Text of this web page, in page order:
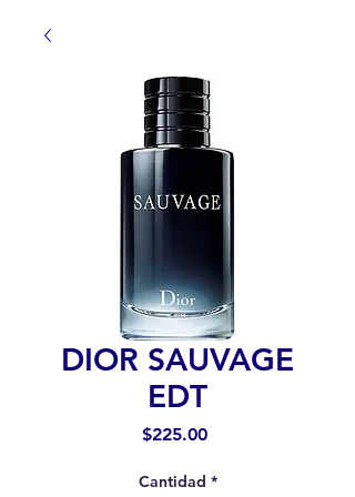
DIOR SAUVAGE
EDT
$225.00Precio
Cantidad *